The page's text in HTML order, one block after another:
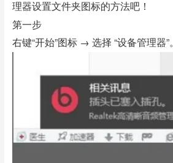
理器设置文件夹图标的方法吧！
第一步
右键“开始”图标 → 选择 “设备管理器”。